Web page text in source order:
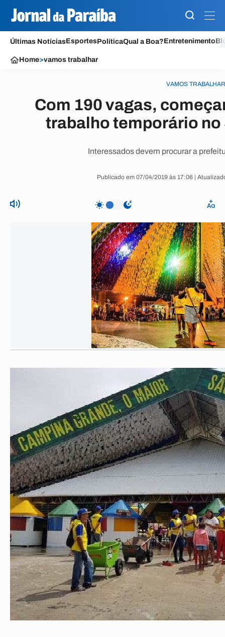
Últimas NotíciasEsportesPolíticaQual a Boa?Entretenimento
Home>vamos trabalhar
VAMOS TRABALHAR
Com 190 vagas,
trabalho temporário no
Interessados devem procurar a
Publicado em 07/04/2019 às 17:06 |